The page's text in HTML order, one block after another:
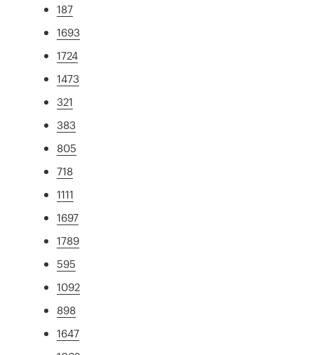
187
1693
1724
1473
321
383
805
718
1111
1697
1789
595
1092
898
1647